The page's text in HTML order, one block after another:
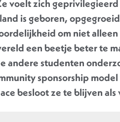
voelt zich
is geboren,
om niet
een beetje beter te
andere studenten
sponsorship
besloot ze te blijven